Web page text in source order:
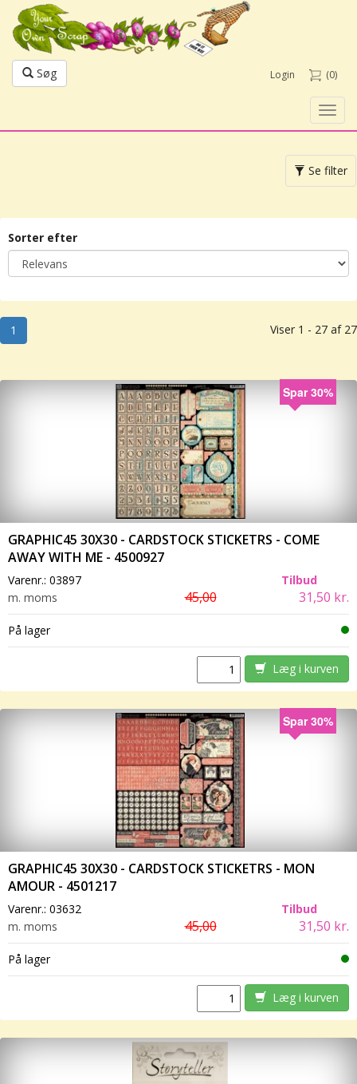
Søg Login (0)
Toggle
navigation
Se filter
Sorter efter
Viser 1 - 27 af 27
1
Spar 30%
GRAPHIC45 30X30 - CARDSTOCK STICKETRS - COME
AWAY WITH ME - 4500927
Varenr.: 03897
Tilbud
m. moms
45,00 31,50 kr.
På lager
Læg i kurven
Spar 30%
GRAPHIC45 30X30 - CARDSTOCK STICKETRS - MON
AMOUR - 4501217
Varenr.: 03632
Tilbud
m. moms
45,00 31,50 kr.
På lager
Læg i kurven